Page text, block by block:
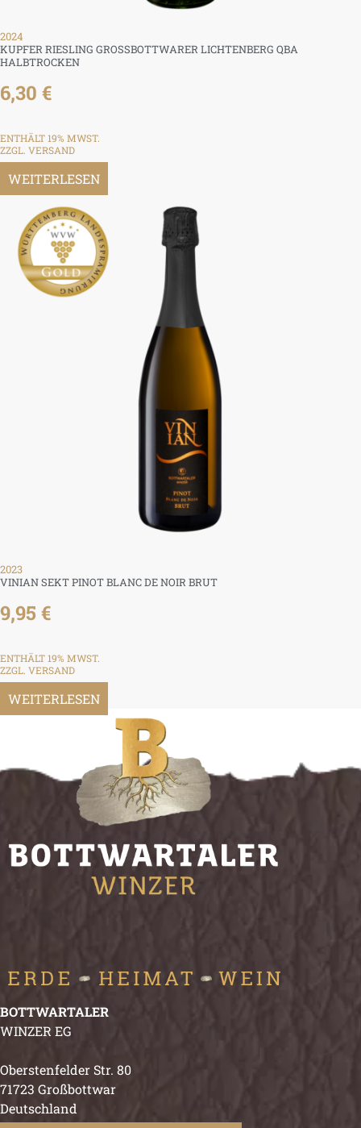
2024
KUPFER RIESLING GROSSBOTTWARER LICHTENBERG QBA H
ALBTROCKEN
6,30 €
ENTHÄLT 19% MWST.
ZZGL. VERSAND
WEITERLESEN
2023
VINIAN SEKT PINOT BLANC DE NOIR BRUT
9,95 €
ENTHÄLT 19% MWST.
ZZGL. VERSAND
WEITERLESEN
BOTTWARTALER
WINZER EG
Oberstenfelder Str. 80
71723 Großbottwar
Deutschland